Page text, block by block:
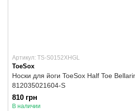
Артикул: TS-S0152XHGL
ToeSox
Носки для йоги ToeSox Half Toe
812035021604-S
810 грн
В наличии